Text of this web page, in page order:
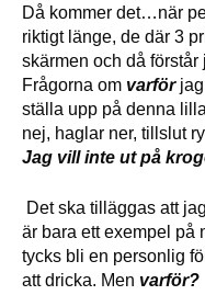
Då kommer det…när
riktigt länge, de där 3
skärmen och då
Frågorna om varförjag
ställa upp på denna
nej, haglar ner, tillslut
Jag vill inte ut på
Det ska tilläggas att
är bara ett exempel på
tycks bli en personlig
att dricka. Men varför?